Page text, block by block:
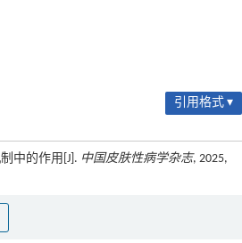
引用格式 ▾
中的作用[J]. 中国皮肤性病学杂志, 2025,